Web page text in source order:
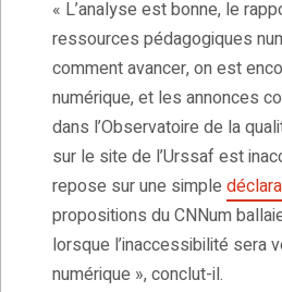
« L’analyse est bonne, le
ressources pédagogiques
comment avancer, on est
numérique, et les annonces
dans l’Observatoire de la
sur le site de l’Urssaf est
repose sur une simple
propositions du CNNum
lorsque l’inaccessibilité sera
numérique », conclut-il.